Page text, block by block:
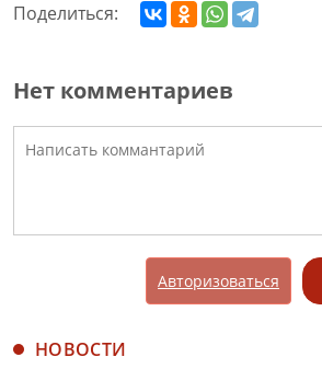
Поделиться:
Нет комментариев
Авторизоваться
НОВОСТИ